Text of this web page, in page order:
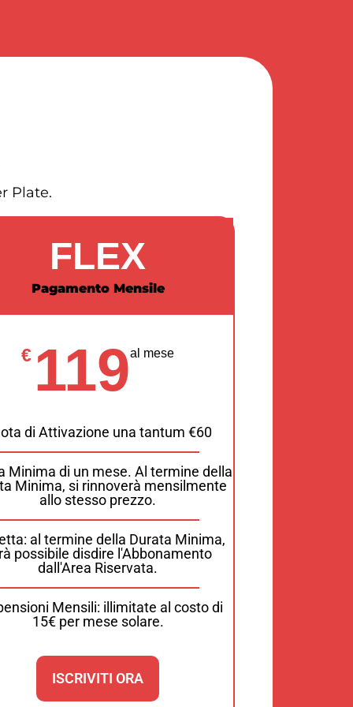
Plate.
FLEX
Pagamento Mensile
€ 119al mese
di Attivazione una tantum €60
Minima di un mese. Al termine della
Minima, si rinnoverà mensilmente
allo stesso prezzo.
al termine della Durata Minima,
possibile disdire l'Abbonamento
dall'Area Riservata.
Mensili: illimitate al costo di
15€ per mese solare.
ISCRIVITI ORA